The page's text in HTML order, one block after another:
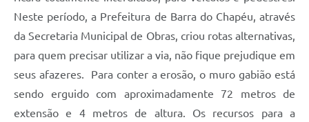
Neste período, a Prefeitura de Barra do Chapéu, através
da Secretaria Municipal de Obras, criou rotas alternativas,
para quem precisar utilizar a via, não fique prejudique em
seus afazeres. Para conter a erosão, o muro gabião está
sendo erguido com aproximadamente 72 metros de
extensão e 4 metros de altura. Os recursos para a